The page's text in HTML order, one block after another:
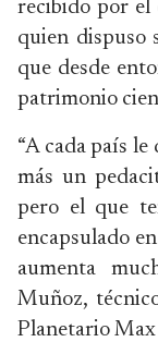
recibido por el
quien dispuso
que desde
patrimonio
“A cada país
más un
pero el que
encapsulado
aumenta
Muñoz,
Planetario